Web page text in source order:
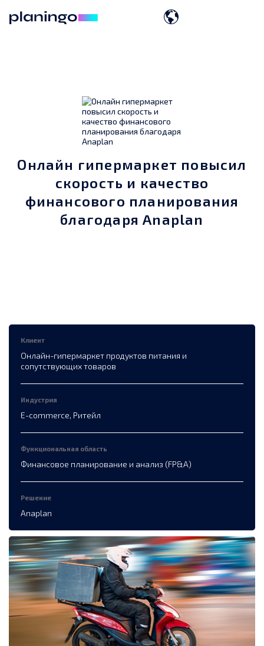
Онлайн гипермаркет повысил
скорость и качество
финансового планирования
благодаря Anaplan
Клиент
Онлайн-гипермаркет продуктов питания и
сопутствующих товаров
Индустрия
E-commerce, Ритейл
Функциональная область
Финансовое планирование и анализ (FP&A)
Решение
Anaplan